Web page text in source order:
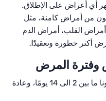
أي أعراض على الإطلاق.
من أمراض كامنة، مثل
القلب، أمراض الدم
أكثر خطورة وتعقيدًا.
وفترة المرض
2 الى
14 يومًا، وعادة